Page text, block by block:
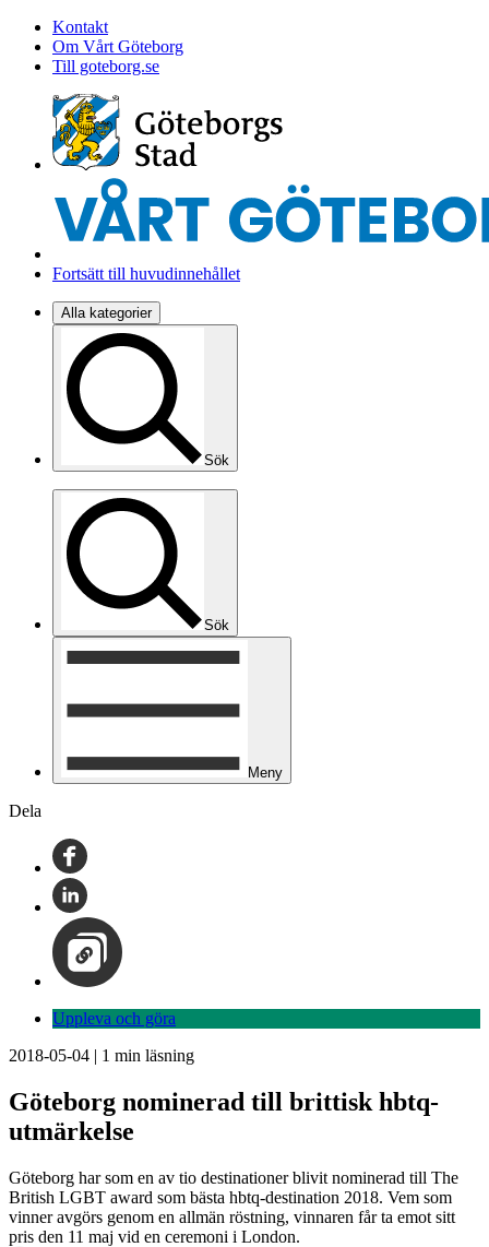
Kontakt
Om Vårt Göteborg
Till goteborg.se
Fortsätt till huvudinnehållet
Alla kategorier
Sök
Sök
Meny
Dela
Uppleva och göra
2018-05-04 | 1 min läsning
Göteborg nominerad till brittisk hbtq-
utmärkelse
Göteborg har som en av tio destinationer blivit nominerad till The
British LGBT award som bästa hbtq-destination 2018. Vem som
vinner avgörs genom en allmän röstning, vinnaren får ta emot sitt
pris den 11 maj vid en ceremoni i London.